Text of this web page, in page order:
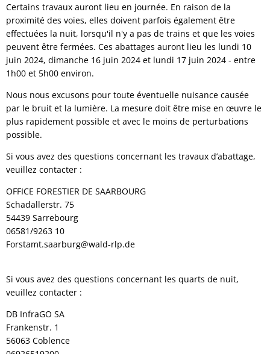
Certains travaux auront lieu en journée. En raison de la
proximité des voies, elles doivent parfois également être
effectuées la nuit, lorsqu'il n'y a pas de trains et que les voies
peuvent être fermées. Ces abattages auront lieu les lundi 10
juin 2024, dimanche 16 juin 2024 et lundi 17 juin 2024 - entre
1h00 et 5h00 environ.
Nous nous excusons pour toute éventuelle nuisance causée
par le bruit et la lumière. La mesure doit être mise en œuvre le
plus rapidement possible et avec le moins de perturbations
possible.
Si vous avez des questions concernant les travaux d’abattage,
veuillez contacter :
OFFICE FORESTIER DE SAARBOURG
Schadallerstr. 75
54439 Sarrebourg
06581/9263 10
Forstamt.saarburg@wald-rlp.de
Si vous avez des questions concernant les quarts de nuit,
veuillez contacter :
DB InfraGO SA
Frankenstr. 1
56063 Coblence